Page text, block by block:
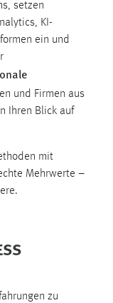
setzen
KI-
ein und
und Firmen aus
Ihren Blick auf
mit
Mehrwerte –
zu